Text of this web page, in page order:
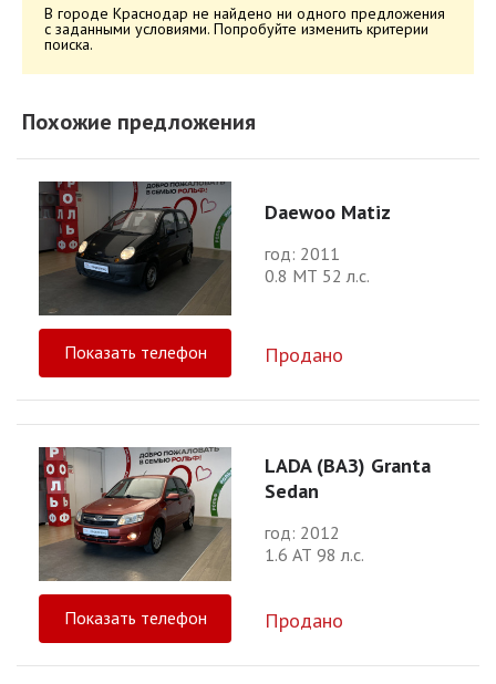
В городе Краснодар не найдено ни одного предложения
с заданными условиями. Попробуйте изменить критерии
поиска.
Похожие предложения
Daewoo Matiz
год: 2011
0.8 МТ 52 л.с.
Показать телефон Продано
LADA (ВАЗ) Granta
Sedan
год: 2012
1.6 АТ 98 л.с.
Показать телефон Продано